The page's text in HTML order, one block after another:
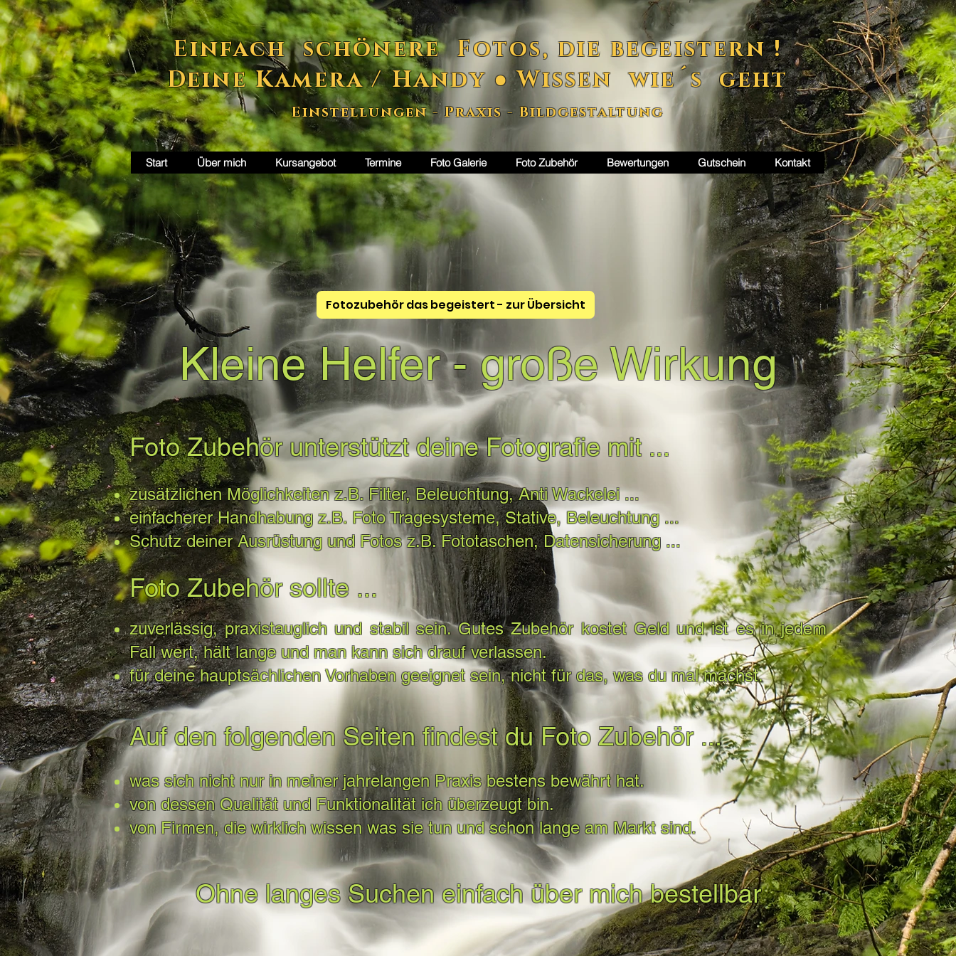
Einfach schönere Fotos, die begeistern !
Deine Kamera / Handy ● Wissen wie´s geht
Einstellungen - Praxis - Bildgestaltung
Start Über mich Kursangebot Termine Foto Galerie Foto Zubehör Bewertungen Gutschein Kontakt
Kleine Helfer - große Wirkung
Foto Zubehör unterstützt deine Fotografie mit ...
zusätzlichen Möglichkeiten z.B. Filter, Beleuchtung, Anti Wackelei ...
einfacherer Handhabung z.B. Foto Tragesysteme, Stative, Beleuchtung ...
Schutz deiner Ausrüstung und Fotos z.B. Fototaschen, Datensicherung ...
Foto Zubehör sollte ...
zuverlässig, praxistauglich und stabil sein. Gutes Zubehör kostet Geld und ist es in jedem
Fall wert, hält lange und man kann sich drauf verlassen.
für deine hauptsächlichen Vorhaben geeignet sein, nicht für das, was du mal machst.
Auf den folgenden Seiten findest du Foto Zubehör ...
was sich nicht nur in meiner jahrelangen Praxis bestens bewährt hat.
von dessen Qualität und Funktionalität ich überzeugt bin.
von Firmen, die wirklich wissen was sie tun und schon lange am Markt sind.
Ohne langes Suchen einfach über mich bestellbar
Fotozubehör das begeistert - zur Übersicht